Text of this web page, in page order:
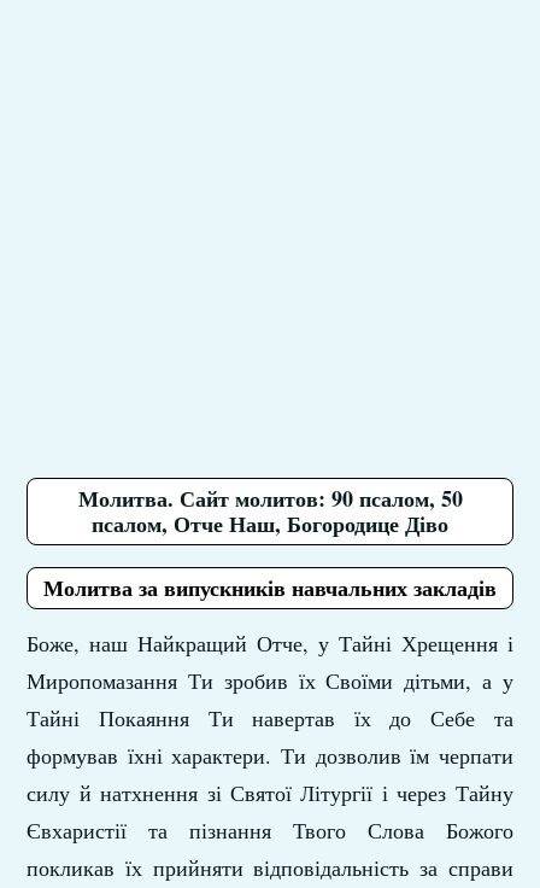
Молитва. Сайт молитов: 90 псалом, 50
псалом, Отче Наш, Богородице Діво
Молитва за випускників навчальних закладів
Боже, наш Найкращий Отче, у Тайні Хрещення і
Миропомазання Ти зробив їх Своїми дітьми, а у
Тайні Покаяння Ти навертав їх до Себе та
формував їхні характери. Ти дозволив їм черпати
силу й натхнення зі Святої Літургії і через Тайну
Євхаристії та пізнання Твого Слова Божого
покликав їх прийняти відповідальність за справи